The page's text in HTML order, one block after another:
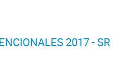
2017 - SR